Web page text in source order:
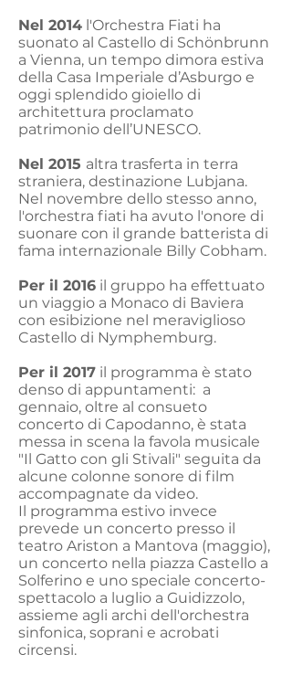
Nel 2014 l'Orchestra Fiati ha
suonato al Castello di Schönbrunn
a Vienna, un tempo dimora estiva
della Casa Imperiale d’Asburgo e
oggi splendido gioiello di
architettura proclamato
patrimonio dell’UNESCO.
Nel 2015 altra trasferta in terra
straniera, destinazione Lubjana.
Nel novembre dello stesso anno,
l'orchestra fiati ha avuto l'onore di
suonare con il grande batterista di
fama internazionale Billy Cobham.
Per il 2016 il gruppo ha effettuato
un viaggio a Monaco di Baviera
con esibizione nel meraviglioso
Castello di Nymphemburg.
Per il 2017 il programma è stato
denso di appuntamenti: a
gennaio, oltre al consueto
concerto di Capodanno, è stata
messa in scena la favola musicale
"Il Gatto con gli Stivali" seguita da
alcune colonne sonore di film
accompagnate da video.
Il programma estivo invece
prevede un concerto presso il
teatro Ariston a Mantova (maggio),
un concerto nella piazza Castello a
Solferino e uno speciale concerto-
spettacolo a luglio a Guidizzolo,
assieme agli archi dell'orchestra
sinfonica, soprani e acrobati
circensi.